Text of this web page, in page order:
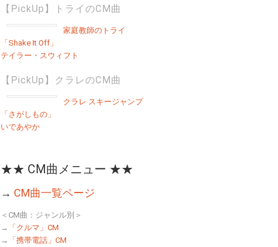
【PickUp】トライのCM曲
家庭教師のトライ
「Shake It Off」
テイラー・スウィフト
【PickUp】クラレのCM曲
クラレ スキージャンプ
「さがしもの」
いであやか
★★ CM曲メニュー ★★
→ CM曲一覧ページ
＜CM曲：ジャンル別＞
→
「クルマ」CM
→
「携帯電話」CM